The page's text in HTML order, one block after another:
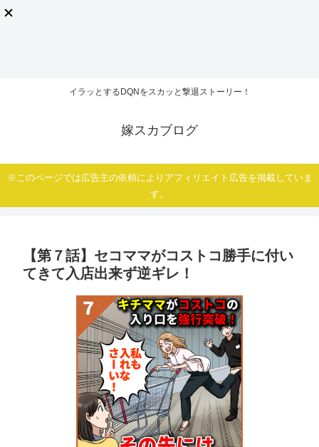
イラッとするDQNをスカッと撃退ストーリー！
嫁スカブログ
※このページでは広告主の依頼によりアフィリエイト広告を掲載していま
す。
【第７話】セコママがコストコ勝手に付い
てきて入店出来ず逆ギレ！